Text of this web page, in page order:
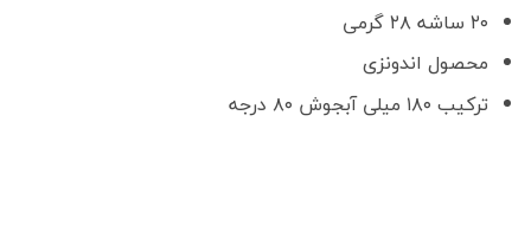
۲۰ ساشه ۲۸ گرمی
محصول اندونزی
ترکیب ۱۸۰ میلی آبجوش ۸۰ درجه